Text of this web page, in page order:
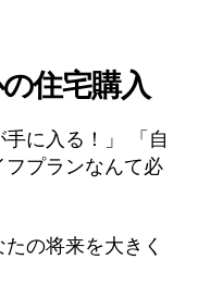
住宅購入
手に入る！」 「自
プランなんて必
の将来を大きく